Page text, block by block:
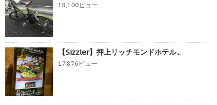
18,100ビュー
【Sizzler】押上リッチモンドホテル...
17,876ビュー